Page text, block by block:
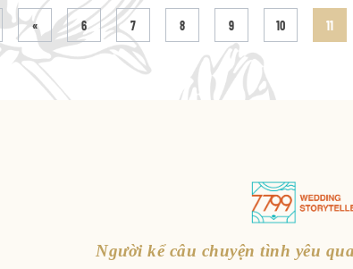
« 6 7 8 9 10 11
Người kể câu chuyện tình yêu